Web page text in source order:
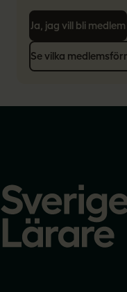
Ja, jag vill bli medlem
Se vilka
startsidan